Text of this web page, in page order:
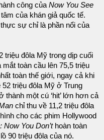
công của Now You See
của khán giả quốc tế.
sự chỉ là phần nổi của
triệu đôla Mỹ trong dịp cuối
toàn cầu lên 75,5 triệu
toàn thế giới, ngay cả khi
52 triệu đôla Mỹ ở Trung
một cú ‘hit’ lớn hơn cả
chỉ thu về 11,2 triệu đôla
cho các phim Hollywood
Now You Don’thoàn toàn
90 triệu đôla của nó.